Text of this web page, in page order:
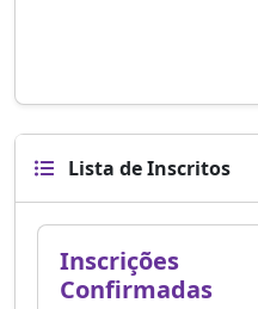
Lista de Inscritos
Inscrições
Confirmadas